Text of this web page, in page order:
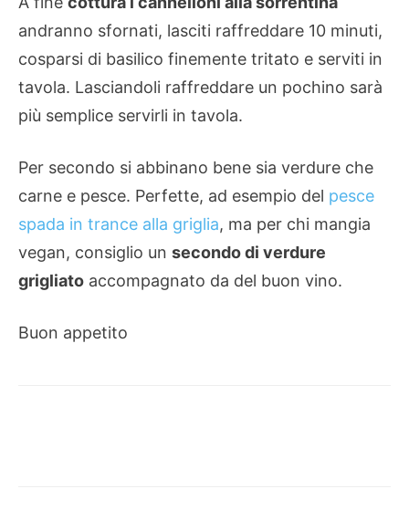
andranno sfornati, lasciti raffreddare 10 minuti,
cosparsi di basilico finemente tritato e serviti in
tavola. Lasciandoli raffreddare un pochino sarà
più semplice servirli in tavola.
Per secondo si abbinano bene sia verdure che
carne e pesce. Perfette, ad esempio del pesce
spada in trance alla griglia, ma per chi mangia
vegan, consiglio un secondo di verdure
grigliato accompagnato da del buon vino.
Buon appetito